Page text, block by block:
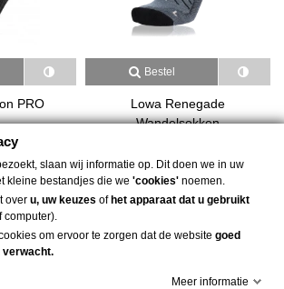
PRO
btw)
Bestel
Lowa Renegade
Wandelsokken
standaard wandelsok
4-seizoenen
slaan wij informatie op. Dit doen we in uw
kleine bestandjes die we 'cookies' noemen.
over u, uw keuzes of het apparaat dat u gebruikt
computer).
om ervoor te zorgen dat de website goed
verwacht.
Meer informatie